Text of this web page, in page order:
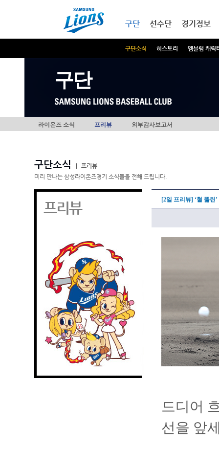
구단
구단소식 히스토리 엠블럼 캐릭
선수단 경기정보
구단
라이온즈 소식 프리뷰 외부감사보고서
구단소식
프리뷰
미리 만나는 삼성라이온즈경기 소식들을 전해 드립니다.
프리뷰 [2일 프리뷰] ‘혈 뚫린
드디어
선을 앞